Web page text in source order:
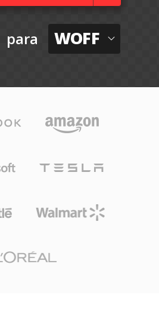
para WOFF